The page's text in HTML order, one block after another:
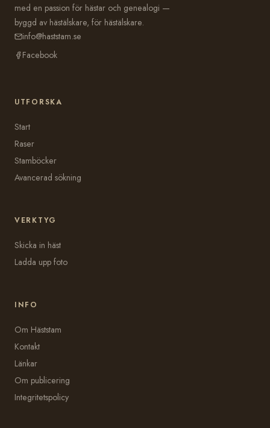
med en passion för hästar och genealogi —
byggd av hästälskare, för hästälskare.
info@haststam.se
Facebook
UTFORSKA
Start
Raser
Stamböcker
Avancerad sökning
VERKTYG
Skicka in häst
Ladda upp foto
INFO
Om Häststam
Kontakt
Länkar
Om publicering
Integritetspolicy